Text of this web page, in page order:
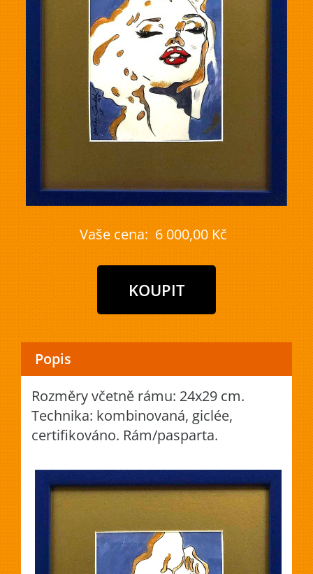
Vaše cena: 6 000,00 Kč
Popis
Rozměry včetně rámu: 24x29 cm.
Technika: kombinovaná, giclée,
certifikováno. Rám/pasparta.